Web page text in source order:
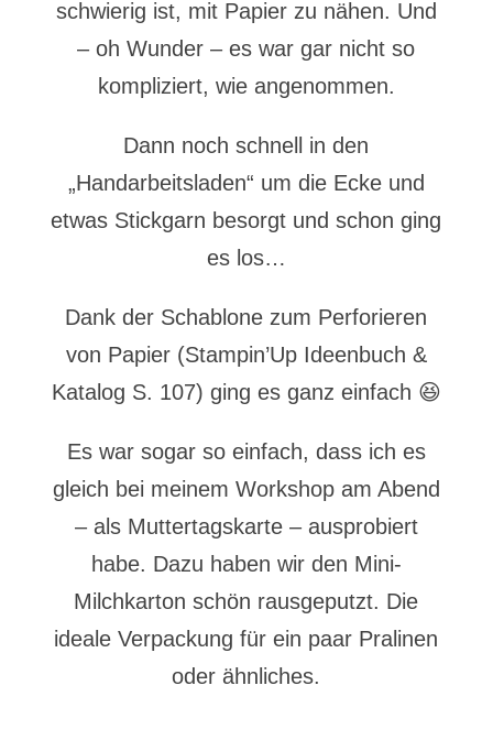
schwierig ist, mit Papier zu nähen. Und
– oh Wunder – es war gar nicht so
kompliziert, wie angenommen.
Dann noch schnell in den
„Handarbeitsladen“ um die Ecke und
etwas Stickgarn besorgt und schon ging
es los…
Dank der Schablone zum Perforieren
von Papier (Stampin’Up Ideenbuch &
Katalog S. 107) ging es ganz einfach 😆
Es war sogar so einfach, dass ich es
gleich bei meinem Workshop am Abend
– als Muttertagskarte – ausprobiert
habe. Dazu haben wir den Mini-
Milchkarton schön rausgeputzt. Die
ideale Verpackung für ein paar Pralinen
oder ähnliches.